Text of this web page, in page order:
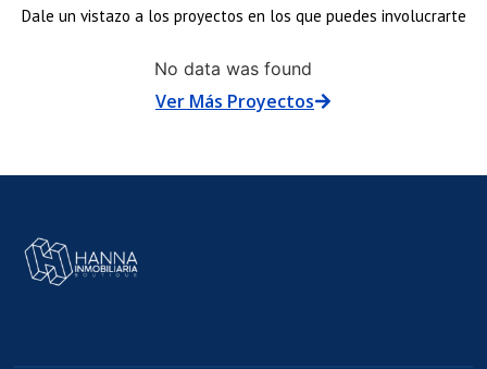
Dale un vistazo a los proyectos en los que puedes involucrarte
No data was found
Ver Más Proyectos